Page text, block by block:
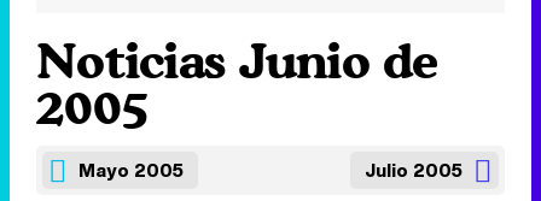
Noticias Junio de
2005
Mayo 2005 Julio 2005